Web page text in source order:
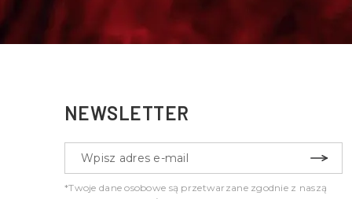
NEWSLETTER
*Twoje dane osobowe są przetwarzane zgodnie z naszą